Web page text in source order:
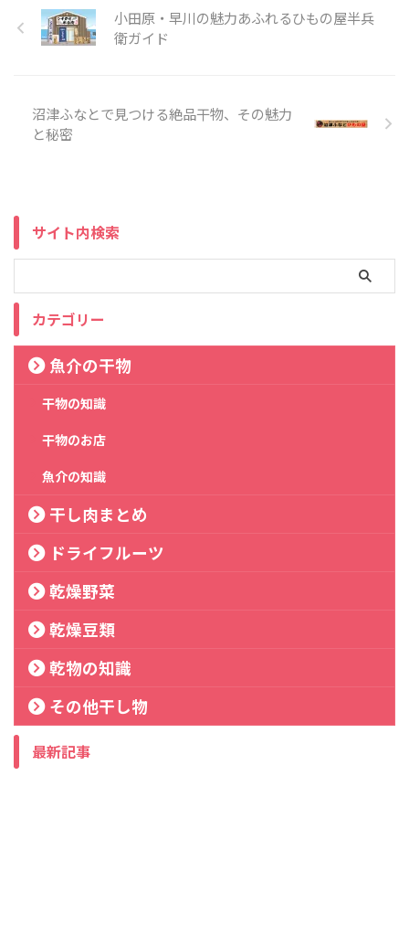
小田原・早川の魅力あふれるひもの屋半兵
衛ガイド
沼津ふなとで見つける絶品干物、その魅力
と秘密
サイト内検索
カテゴリー
魚介の干物
干物の知識
干物のお店
魚介の知識
干し肉まとめ
ドライフルーツ
乾燥野菜
乾燥豆類
乾物の知識
その他干し物
最新記事